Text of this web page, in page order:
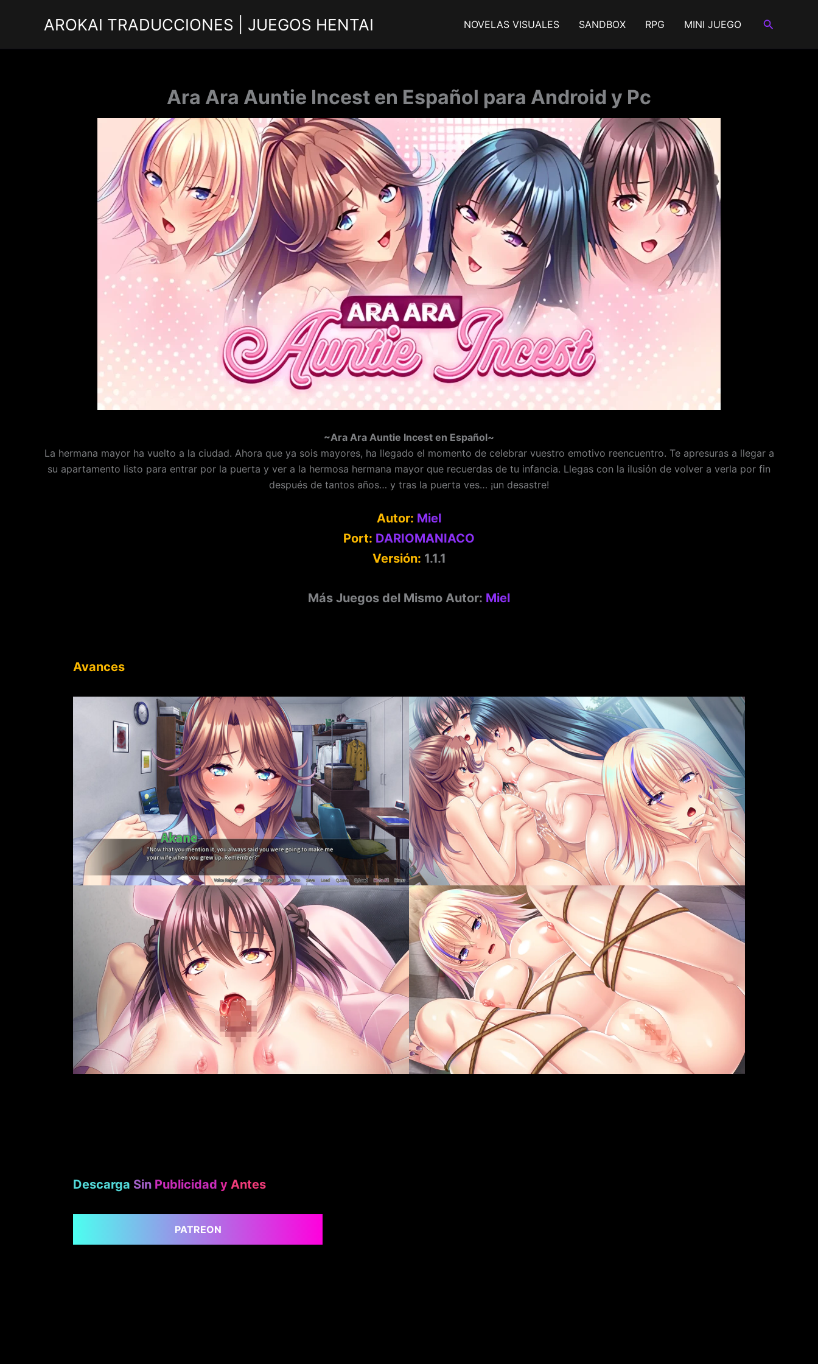
AROKAI TRADUCCIONES | JUEGOS HENTAI NOVELAS VISUALES SANDBOX RPG MINI JUEGO Buscar
Ara Ara Auntie Incest en Español para Android y Pc
~Ara Ara Auntie Incest en Español~
La hermana mayor ha vuelto a la ciudad. Ahora que ya sois mayores, ha llegado el momento de celebrar vuestro emotivo reencuentro. Te apresuras a llegar a
su apartamento listo para entrar por la puerta y ver a la hermosa hermana mayor que recuerdas de tu infancia. Llegas con la ilusión de volver a verla por fin
después de tantos años… y tras la puerta ves… ¡un desastre!
Autor: Miel
Port: DARIOMANIACO
Versión: 1.1.1
Más Juegos del Mismo Autor: Miel
Avances
Descarga Sin Publicidad y Antes
PATREON